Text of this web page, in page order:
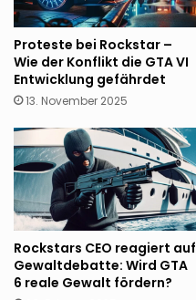
Proteste bei Rockstar –
Wie der Konflikt die GTA VI
Entwicklung gefährdet
13. November 2025
Rockstars CEO reagiert auf
Gewaltdebatte: Wird GTA
6 reale Gewalt fördern?